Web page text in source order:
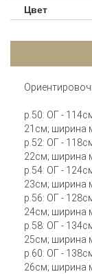
Цвет
р.50: ОГ -
21см; ширина
р.52: ОГ -
22см; ширина
р.54: ОГ -
23см; ширина
р.56: ОГ -
24см; ширина
р.58: ОГ -
25см; ширина
р.60: ОГ -
26см; ширина